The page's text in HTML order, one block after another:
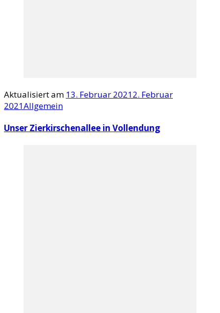
Aktualisiert am 13. Februar 20212. Februar
2021Allgemein
Unser Zierkirschenallee in Vollendung